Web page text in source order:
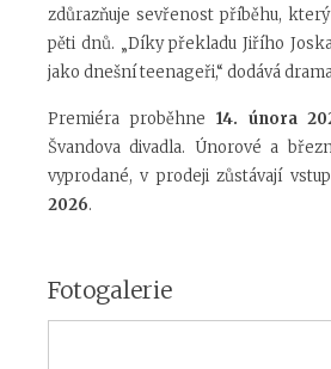
zdůrazňuje sevřenost příběhu,
pěti dnů. „Díky překladu Jiřího
jako dnešní teenageři,“ dodává
Premiéra proběhne 14. února
Švandova divadla. Únorové a
vyprodané, v prodeji zůstávají
2026.
Fotogalerie